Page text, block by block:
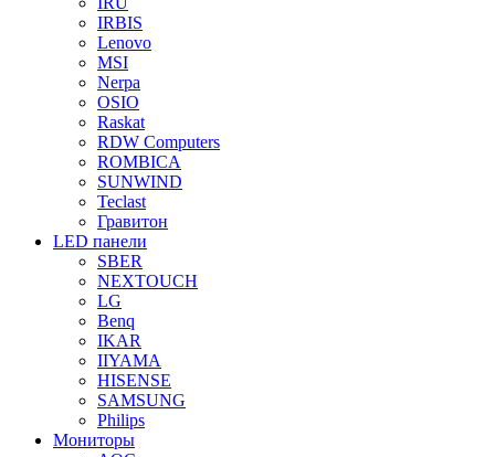
IRBIS
Lenovo
MSI
Nerpa
OSIO
Raskat
RDW Computers
ROMBICA
SUNWIND
Teclast
Гравитон
LED панели
SBER
NEXTOUCH
LG
Benq
IKAR
IIYAMA
HISENSE
SAMSUNG
Philips
Мониторы